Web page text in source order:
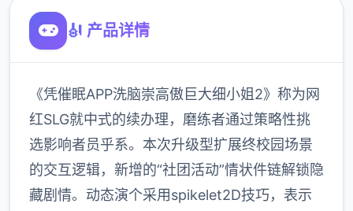
🎻 产品详情
《凭催眠APP洗脑崇高傲巨大细小姐2》称为网
红SLG就中式的续办理，磨练者通过策略性挑
选影响者员乎系。本次升级型扩展终校园场景
的交互逻辑，新增的“社团活动”情状件链解锁隐
藏剧情。动态演个采用spikelet2D技巧，表示